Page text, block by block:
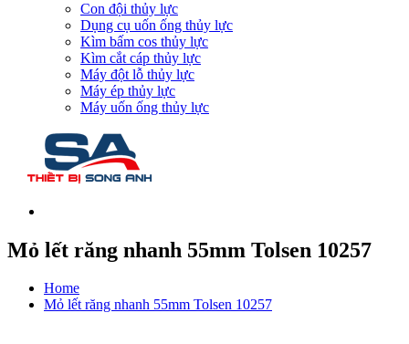
Con đội thủy lực
Dụng cụ uốn ống thủy lực
Kìm bấm cos thủy lực
Kìm cắt cáp thủy lực
Máy đột lỗ thủy lực
Máy ép thủy lực
Máy uốn ống thủy lực
Mỏ lết răng nhanh 55mm Tolsen 10257
Home
Mỏ lết răng nhanh 55mm Tolsen 10257